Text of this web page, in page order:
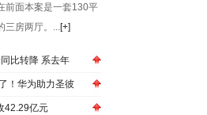
前面本案是一套130平
三房两厅。...[+]
比转降 系去年
！华为助力圣彼
42.29亿元